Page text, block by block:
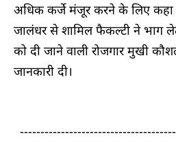
अधिक कर्जे मंजूर करने के लिए कहा
जालंधर से शामिल फैकल्टी ने भाग
को दी जाने वाली रोजगार मुखी
जानकारी दी।